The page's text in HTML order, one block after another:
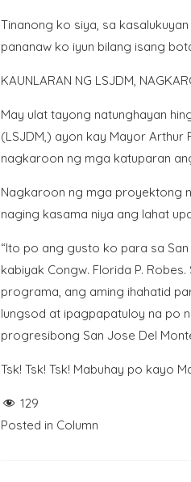
Tinanong ko siya, sa
pananaw ko iyun bilang isang
KAUNLARAN NG LSJDM,
May ulat tayong natunghayan
(LSJDM,) ayon kay Mayor Arthur
nagkaroon ng mga katuparan
Nagkaroon ng mga proyektong
naging kasama niya ang lahat
“Ito po ang gusto ko para sa
kabiyak Congw. Florida P.
programa, ang aming ihahatid
lungsod at ipagpapatuloy na po
progresibong San Jose Del
Tsk! Tsk! Tsk! Mabuhay po kayo
129
Posted in Column